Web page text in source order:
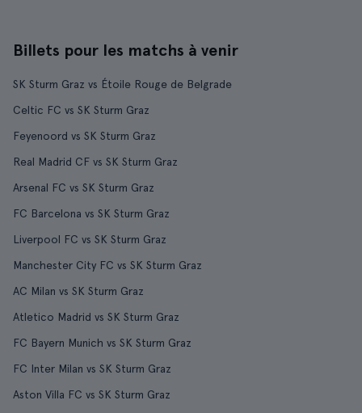
Billets pour les matchs à venir
SK Sturm Graz vs Étoile Rouge de Belgrade
Celtic FC vs SK Sturm Graz
Feyenoord vs SK Sturm Graz
Real Madrid CF vs SK Sturm Graz
Arsenal FC vs SK Sturm Graz
FC Barcelona vs SK Sturm Graz
Liverpool FC vs SK Sturm Graz
Manchester City FC vs SK Sturm Graz
AC Milan vs SK Sturm Graz
Atletico Madrid vs SK Sturm Graz
FC Bayern Munich vs SK Sturm Graz
FC Inter Milan vs SK Sturm Graz
Aston Villa FC vs SK Sturm Graz